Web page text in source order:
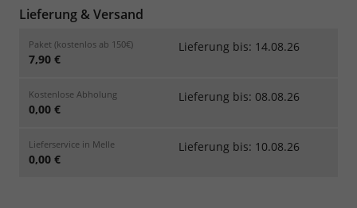
Lieferung & Versand
Paket (kostenlos ab 150€)
7,90 €
Lieferung bis: 14.08.26
Kostenlose Abholung
0,00 €
Lieferung bis: 08.08.26
Lieferservice in Melle
0,00 €
Lieferung bis: 10.08.26